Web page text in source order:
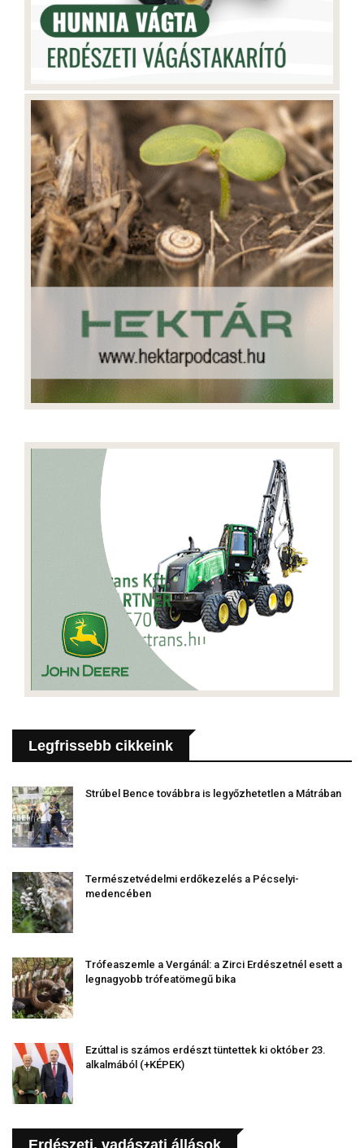
Legfrissebb cikkeink
Strúbel Bence továbbra is legyőzhetetlen a Mátrában
Természetvédelmi erdőkezelés a Pécselyi-
medencében
Trófeaszemle a Vergánál: a Zirci Erdészetnél esett a
legnagyobb trófeatömegű bika
Ezúttal is számos erdészt tüntettek ki október 23.
alkalmából (+KÉPEK)